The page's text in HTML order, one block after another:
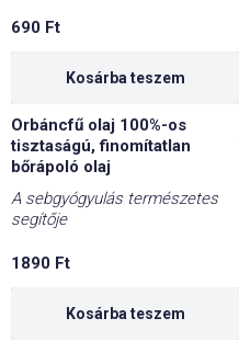
690 Ft
Kosárba teszem
Orbáncfű olaj 100%-os
tisztaságú, finomítatlan
bőrápoló olaj
A sebgyógyulás természetes
segítője
1890 Ft
Kosárba teszem